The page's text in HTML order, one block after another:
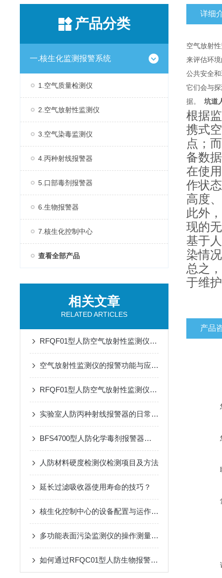
产品分类
一.核生化监测报警系统
1.空气质量检测仪
2.空气放射性监测仪
3.空气染毒监测仪
4.丙种射线报警器
5.口部毒剂报警器
6.生物报警器
7.核生化控制中心
查看全部产品
相关文章
RELATED ARTICLES
RFQF01型人防空气放射性监测仪的安装与维护指南
空气放射性监测仪的报警功能与应急响应措施说明
RFQF01型人防空气放射性监测仪的工作原理与技术分析
实验室人防丙种射线报警器的日常巡检应用工艺
BFS4700型人防化学毒剂报警器是重要技术屏障
人防材料硬度检测仪检测项目及方法
延长过滤吸收器使用寿命的技巧？
核生化控制中心的设备配置与运作模式
多功能表面污染监测仪的操作测量方法
如何通过RFQC01型人防生物报警器提高应急防护能力？
详细
空气放射
来评估环
公共安全
它们会与
据。 坑道
根据
携式
点；
备数
在使
作状
高度
此外
现的
基于
染情
总之
于维
产品